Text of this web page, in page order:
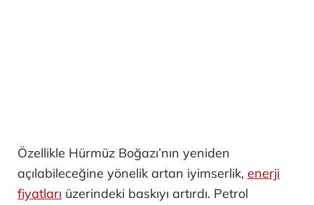
Özellikle Hürmüz Boğazı’nın yeniden
açılabileceğine yönelik artan iyimserlik, enerji
fiyatları üzerindeki baskıyı artırdı. Petrol